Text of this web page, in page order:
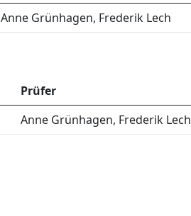
Anne Grünhagen, Frederik Lech
Prüfer
Anne Grünhagen, Frederik Lech